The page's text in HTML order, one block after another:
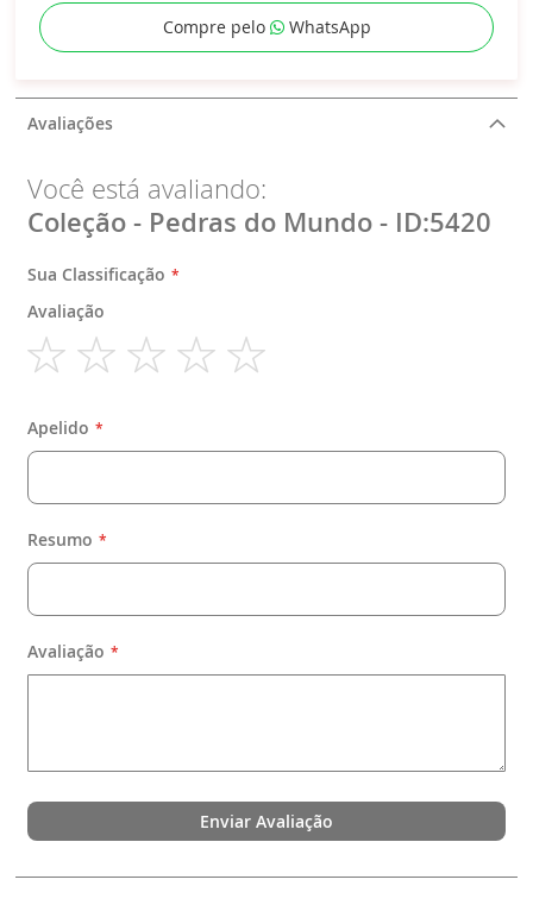
Compre pelo WhatsApp
Avaliações
Você está avaliando:
Coleção - Pedras do Mundo - ID:5420
Sua Classificação
Avaliação
Apelido
Resumo
Avaliação
Enviar Avaliação